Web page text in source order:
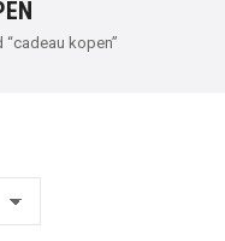
kopen”